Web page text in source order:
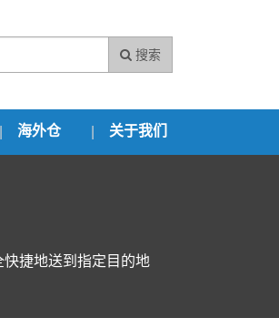
搜索
海外仓 关于我们
捷地送到指定目的地